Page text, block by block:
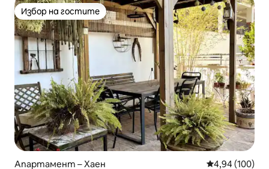
Избор на гостите
Избор на гостите
Апартамент – Хаен Средна
4,94 (100)